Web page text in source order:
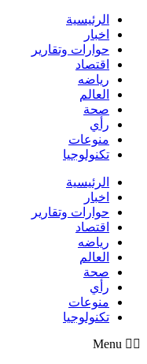
الرئيسية
اخبار
حوارات وتقارير
اقتصاد
رياضه
العالم
صحة
رأي
منوعات
تكنولوجيا
الرئيسية
اخبار
حوارات وتقارير
اقتصاد
رياضه
العالم
صحة
رأي
منوعات
تكنولوجيا
Menu